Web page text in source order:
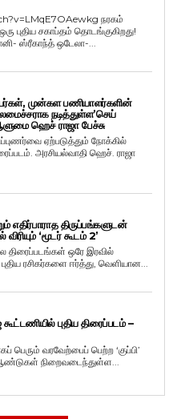
நரகம்
புதிய சகாப்தம் தொடங்குகிறது!
ஸ்ரீகாந்த் ஒடேலா-...
முன்கள பணியாளர்களின்
நடித்துள்ள’செய்
ஹெச் ராஜா பேச்சு
ஏற்படுத்தும் நோக்கில்
அரசியல்வாதி ஹெச். ராஜா
எதிர்பாராத திருப்பங்களுடன்
‘மூடர் கூடம் 2’
திரைப்படங்கள் ஒரே இரவில்
ரசிகர்களை ஈர்த்து, வெளியான...
புதிய திரைப்படம் –
பெரும் வரவேற்பைப் பெற்ற ‘குப்பி’
நிறைவடைந்துள்ள...